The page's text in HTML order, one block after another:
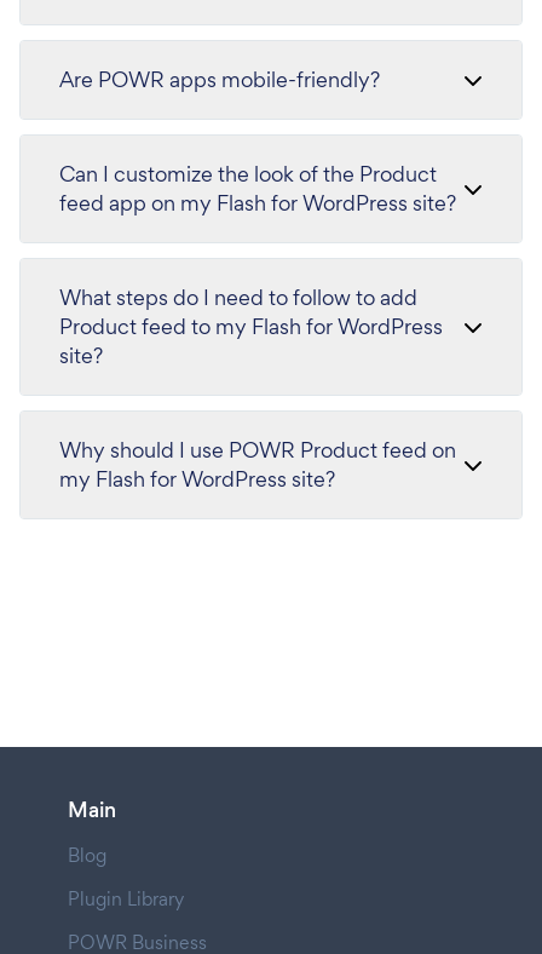
Are POWR apps mobile-friendly?
Can I customize the look of the Product
feed app on my Flash for WordPress site?
What steps do I need to follow to add
Product feed to my Flash for WordPress
site?
Why should I use POWR Product feed on
my Flash for WordPress site?
Main
Blog
Plugin Library
POWR Business